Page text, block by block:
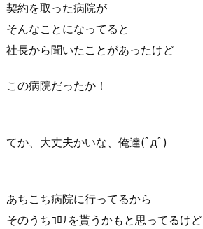
契約を取った病院が
そんなことになってると
社長から聞いたことがあったけど
この病院だったか！
てか、大丈夫かいな、俺達(ﾟдﾟ)
あちこち病院に行ってるから
そのうちｺﾛﾅを貰うかもと思ってるけど